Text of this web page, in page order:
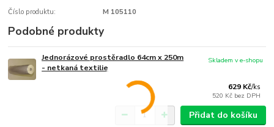
Číslo produktu: M 105110
Podobné produkty
Jednorázové prostěradlo 64cm x 250m
- netkaná textilie
629 Kč/ks
520 Kč bez DPH
Skladem v e-shopu
Přidat do košíku